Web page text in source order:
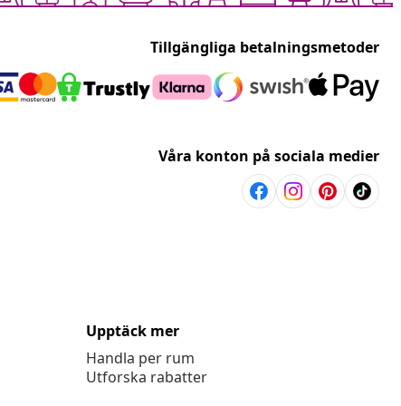
Tillgängliga betalningsmetoder
Våra konton på sociala medier
Upptäck mer
Handla per rum
Utforska rabatter